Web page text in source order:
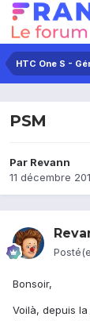
HTC One S -
PSM
Par Revann
11 décembre
Bonsoir,
Voilà, depuis